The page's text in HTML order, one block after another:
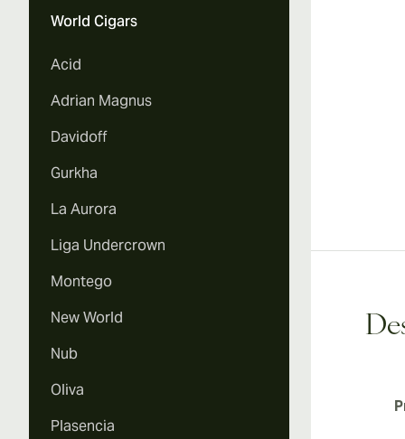
World Cigars
Acid
Adrian Magnus
Davidoff
Gurkha
La Aurora
Liga Undercrown
Montego
New World
Nub
Oliva
Plasencia